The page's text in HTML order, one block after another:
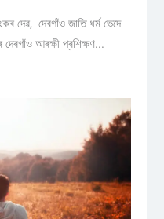
দেৱ, দেৰগাঁও জাতি ধৰ্ম ভেদে
দেৰগাঁও আৰক্ষী প্ৰশিক্ষণ...